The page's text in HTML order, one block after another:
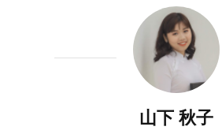
山下 秋子